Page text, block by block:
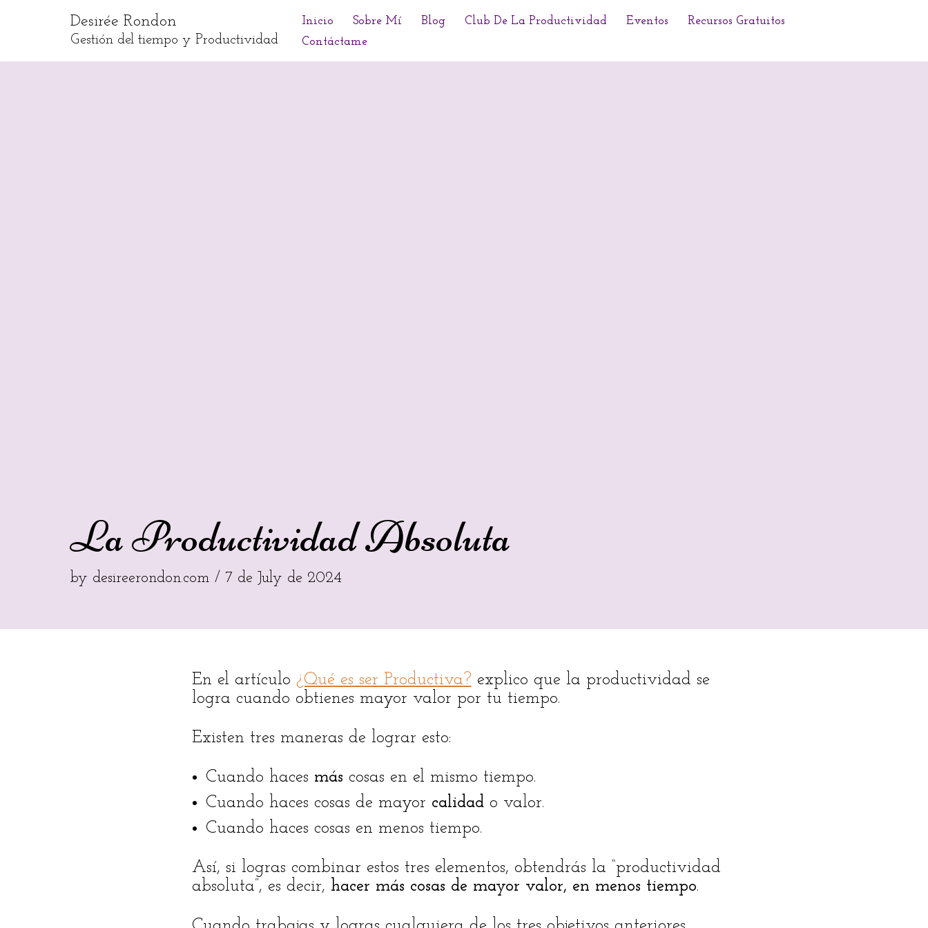
to
Desirée Rondon
Gestión del tiempo y Productividad
Inicio Sobre Mí Blog Club De La Productividad Eventos
Recursos Gratuitos
Contáctame
La Productividad Absoluta
by desireerondon.com 7 de July de 2024
En el artículo ¿Qué es ser Productiva? explico que la productividad se
logra cuando obtienes mayor valor por tu tiempo.
Existen tres maneras de lograr esto:
Cuando haces más cosas en el mismo tiempo.
Cuando haces cosas de mayor calidado valor.
Cuando haces cosas en menos tiempo.
Así, si logras combinar estos tres elementos, obtendrás la “productividad
absoluta”, es decir, hacer más cosas de mayor valor, en menos tiempo.